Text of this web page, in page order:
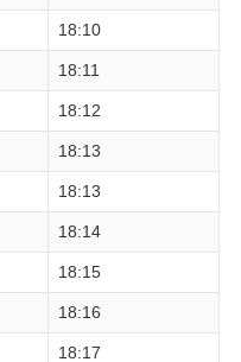
18:10
18:11
18:12
18:13
18:13
18:14
18:15
18:16
18:17